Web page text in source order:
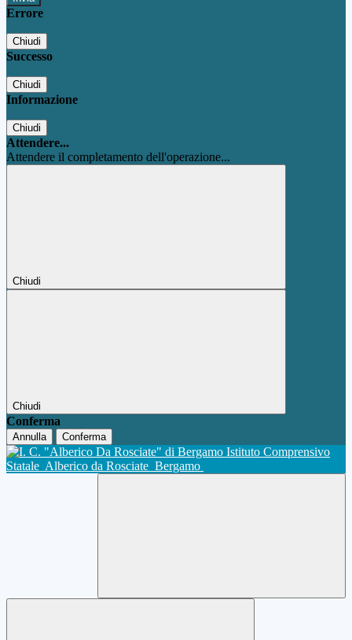
Errore
Chiudi
Successo
Chiudi
Informazione
Chiudi
Attendere...
Attendere il completamento dell'operazione...
Chiudi
Chiudi
Conferma
Annulla Conferma
Istituto Comprensivo
Statale Alberico da Rosciate Bergamo